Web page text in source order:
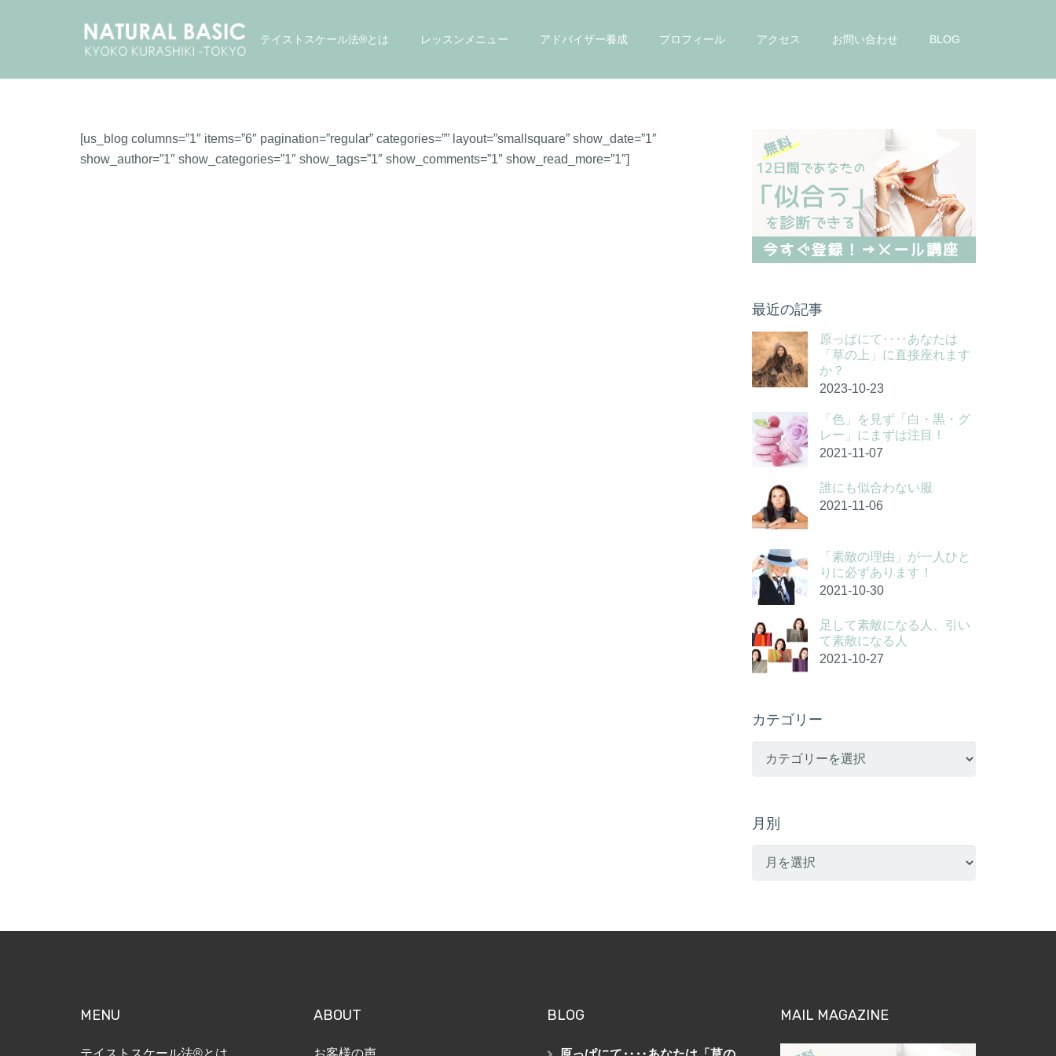
テイストスケール法®とは レッスンメニュー アドバイザー養成 プロフィール アクセス お問い合わせ BLOG
[us_blog columns=”1″ items=”6″ pagination=”regular” categories=”” layout=”smallsquare” show_date=”1″
show_author=”1″ show_categories=”1″ show_tags=”1″ show_comments=”1″ show_read_more=”1″]
最近の記事
原っぱにて‥‥あなたは
「草の上」に直接座れます
か？
2023-10-23
「色」を見ず「白・黒・グ
レー」にまずは注目！
2021-11-07
誰にも似合わない服
2021-11-06
「素敵の理由」が一人ひと
りに必ずあります！
2021-10-30
足して素敵になる人、引い
て素敵になる人
2021-10-27
カテゴリー
ー
月別
MENU
テイストスケール法®とは
ABOUT
お客様の声
BLOG MAIL MAGAZINE